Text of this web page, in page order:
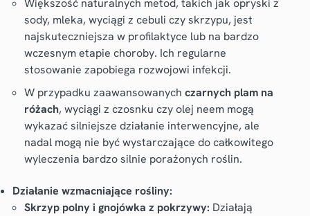
Większość naturalnych metod, takich jak opryski z
sody, mleka, wyciągi z cebuli czy skrzypu, jest
najskuteczniejsza w profilaktyce lub na bardzo
wczesnym etapie choroby. Ich regularne
stosowanie zapobiega rozwojowi infekcji.
W przypadku zaawansowanychczarnych plam na
różach, wyciągi z czosnku czy olej neem mogą
wykazać silniejsze działanie interwencyjne, ale
nadal mogą nie być wystarczające do całkowitego
wyleczenia bardzo silnie porażonych roślin.
Działanie wzmacniające rośliny:
Skrzyp polny i gnojówka z pokrzywy: Działają